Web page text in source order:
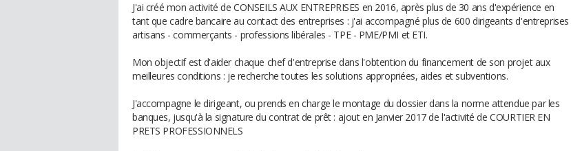
J'ai créé mon activité de CONSEILS AUX ENTREPRISES en 2016, après plus de 30 ans d'expérience en
tant que cadre bancaire au contact des entreprises : j'ai accompagné plus de 600 dirigeants d'entreprises
artisans - commerçants - professions libérales - TPE - PME/PMI et ETI.
Mon objectif est d'aider chaque chef d'entreprise dans l'obtention du financement de son projet aux
meilleures conditions : je recherche toutes les solutions appropriées, aides et subventions.
J'accompagne le dirigeant, ou prends en charge le montage du dossier dans la norme attendue par les
banques, jusqu'à la signature du contrat de prêt : ajout en Janvier 2017 de l'activité de COURTIER EN
PRETS PROFESSIONNELS